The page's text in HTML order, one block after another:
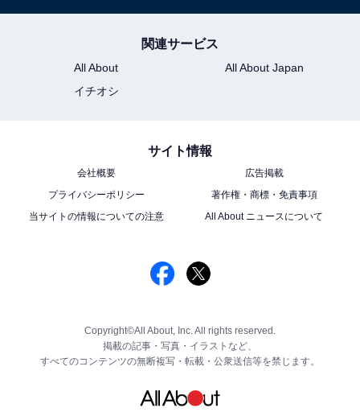
関連サービス
All About
All About Japan
イチオシ
サイト情報
会社概要
広告掲載
プライバシーポリシー
著作権・商標・免責事項
当サイトの情報についての注意
All About ニュースについて
Copyright©All About, Inc. All rights reserved.
掲載の記事・写真・イラストなど、
すべてのコンテンツの無断複写・転載・公衆送信等を禁じます。